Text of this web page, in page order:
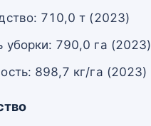
710,0 т (2023)
уборки: 790,0 га (2023)
898,7 кг/га (2023)